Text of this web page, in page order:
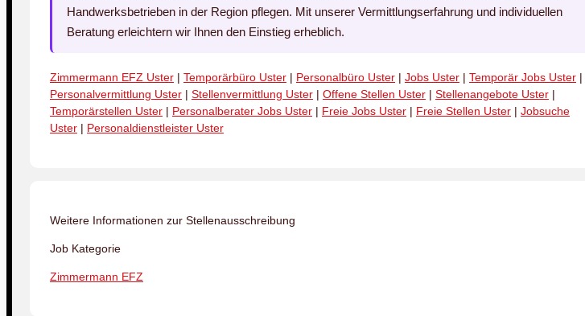
Handwerksbetrieben in der Region pflegen. Mit unserer Vermittlungserfahrung und individuellen
Beratung erleichtern wir Ihnen den Einstieg erheblich.
Zimmermann EFZ Uster | Temporärbüro Uster | Personalbüro Uster | Jobs Uster | Temporär Jobs Uster |
Personalvermittlung Uster | Stellenvermittlung Uster | Offene Stellen Uster | Stellenangebote Uster |
Temporärstellen Uster | Personalberater Jobs Uster | Freie Jobs Uster | Freie Stellen Uster | Jobsuche
Uster | Personaldienstleister Uster
Weitere Informationen zur Stellenausschreibung
Job Kategorie
Zimmermann EFZ